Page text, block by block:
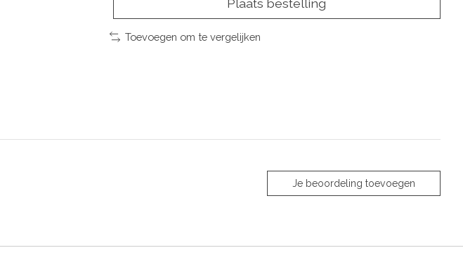
Plaats bestelling
Toevoegen om te vergelijken
Je beoordeling toevoegen